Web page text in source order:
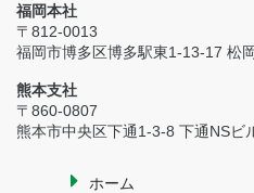
福岡本社
〒812-0013
福岡市博多区博多駅東1-13-17 松
熊本支社
〒860-0807
熊本市中央区下通1-3-8 下通NSビ
ホーム